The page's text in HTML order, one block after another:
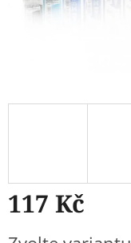
117 Kč